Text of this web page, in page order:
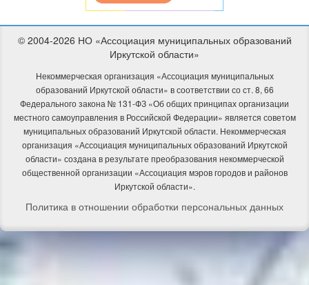
© 2004-2026 НО «Ассоциация муниципальных образований
Иркутской области»
Некоммерческая организация «Ассоциация муниципальных
образований Иркутской области» в соответствии со ст. 8, 66
Федерального закона № 131-ФЗ «Об общих принципах организации
местного самоуправления в Российской Федерации» является советом
муниципальных образований Иркутской области. Некоммерческая
организация «Ассоциация муниципальных образований Иркутской
области» создана в результате преобразования некоммерческой
общественной организации «Ассоциация мэров городов и районов
Иркутской области».
Политика в отношении обработки персональных данных